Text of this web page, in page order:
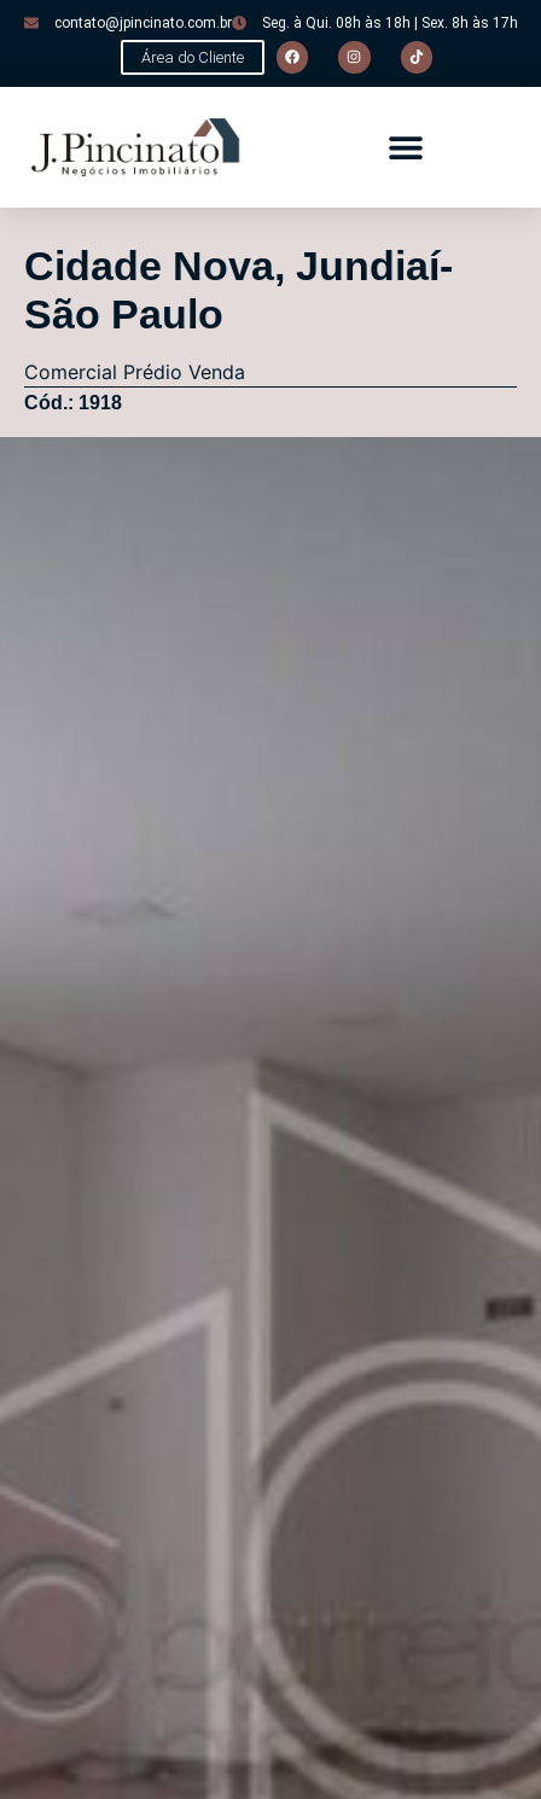
contato@jpincinato.com.br Seg. à Qui. 08h às 18h | Sex. 8h às 17h
Área do Cliente
Cidade Nova, Jundiaí-
São Paulo
Comercial Prédio Venda
Cód.: 1918